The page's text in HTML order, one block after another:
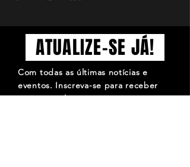
Com todas as últimas notícias e
eventos. Inscreva-se para receber
nossa newsletter
ATUALIZE-SE JÁ!